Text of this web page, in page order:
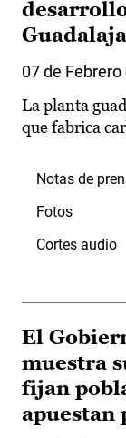
07 de
La planta
que fabrica
Notas de
Fotos
Cortes audio
El
muestra
fijan
apuestan